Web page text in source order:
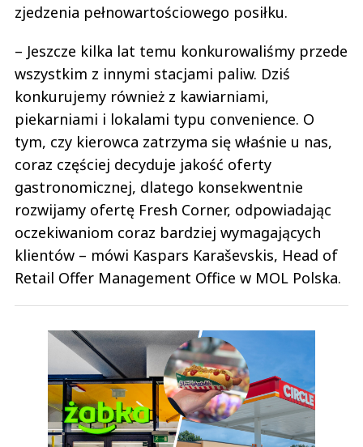
zjedzenia pełnowartościowego posiłku.
– Jeszcze kilka lat temu konkurowaliśmy przede
wszystkim z innymi stacjami paliw. Dziś
konkurujemy również z kawiarniami,
piekarniami i lokalami typu convenience. O
tym, czy kierowca zatrzyma się właśnie u nas,
coraz częściej decyduje jakość oferty
gastronomicznej, dlatego konsekwentnie
rozwijamy ofertę Fresh Corner, odpowiadając
oczekiwaniom coraz bardziej wymagających
klientów – mówi Kaspars Karaševskis, Head of
Retail Offer Management Office w MOL Polska.